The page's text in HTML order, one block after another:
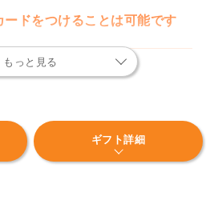
ドをつけることは可能です
メッセージカードをお付けしており、
だけます。
ますか？
もっと見る
ギフト詳細